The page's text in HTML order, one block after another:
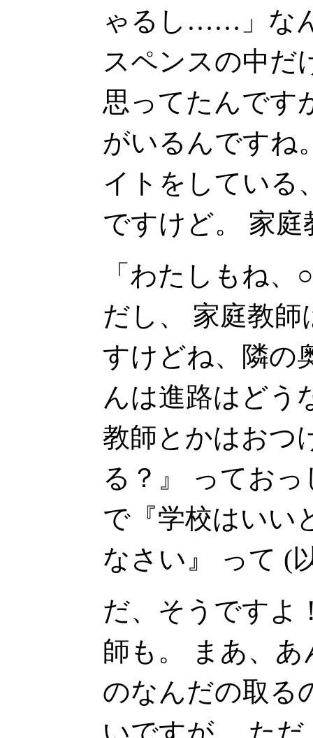
ゃるし……」な
スペンスの中だ
思ってたんです
がいるんですね
イトをしている
ですけど。 家
「わたしもね
だし、 家庭教
すけどね、隣の
んは進路はどう
教師とかはおつ
る？』 ってお
で『学校はいい
なさい』 って (
だ、そうですよ
師も。 まあ、あ
のなんだの取る